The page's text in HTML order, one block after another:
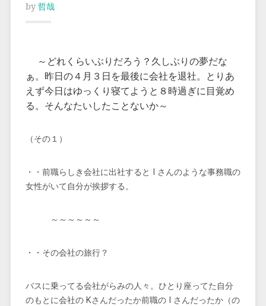
by 哲哉
～どれくらいぶりだろう？久しぶりの夢だな
ぁ。昨日の４月３日を最後に会社を退社。とりあ
えず今日はゆっくり寝てようと８時過ぎに目覚め
る。そんなたいしたことないか～
（その１）
・・前職らしき会社に出社すると I さんのような事務職の
女性がいて自分が挨拶する。
～～～～～～
・・その会社の旅行？
バスに乗ってる会社がらみの人々。ひとり座ってた自分
のもとに会社の Kさんだったか前職の I さんだったか（の